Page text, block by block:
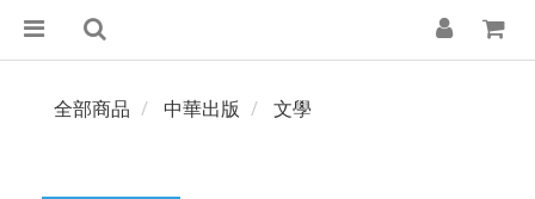
全部商品 中華出版 文學